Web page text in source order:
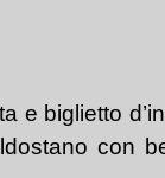
e biglietto
con